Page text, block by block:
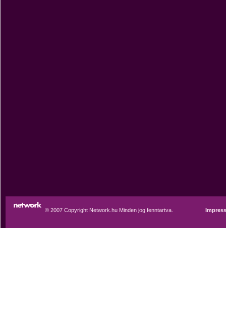
© 2007 Copyright Network.hu Minden jog fenntartva.